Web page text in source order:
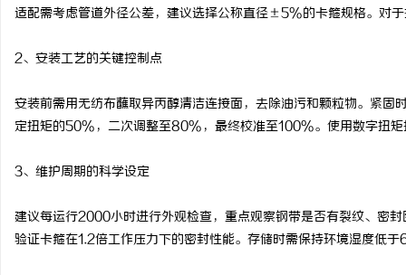
适配需考虑管道外径公差，建议选择公称直径±5%的卡箍规格。对
2、安装工艺的关键控制点
安装前需用无纺布蘸取异丙醇清洁连接面，去除油污和颗粒物。紧
定扭矩的50%，二次调整至80%，最终校准至100%。使用数字扭
3、维护周期的科学设定
建议每运行2000小时进行外观检查，重点观察钢带是否有裂纹、密
验证卡箍在1.2倍工作压力下的密封性能。存储时需保持环境湿度低